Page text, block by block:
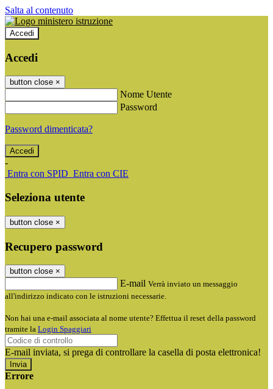
Salta al contenuto
Accedi
Accedi
button close ×
Nome Utente
Password
Password dimenticata?
-
Entra con SPID Entra con CIE
Seleziona utente
button close ×
Recupero password
button close ×
E-mail Verrà inviato un messaggio
all'indirizzo indicato con le istruzioni necessarie.
Non hai una e-mail associata al nome utente? Effettua il reset della password
tramite la Login Spaggiari
E-mail inviata, si prega di controllare la casella di posta elettronica!
Errore